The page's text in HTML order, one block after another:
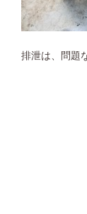
排泄は、問題